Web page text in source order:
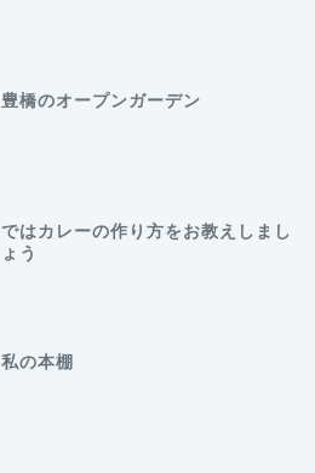
豊橋のオープンガーデン
ではカレーの作り方をお教えしまし
ょう
私の本棚